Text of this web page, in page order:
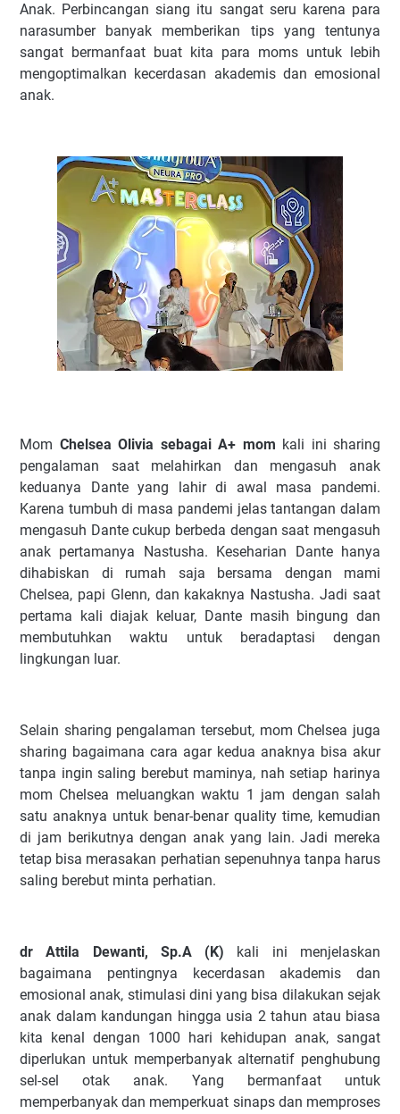
Anak. Perbincangan siang itu sangat seru karena para
narasumber banyak memberikan tips yang tentunya
sangat bermanfaat buat kita para moms untuk lebih
mengoptimalkan kecerdasan akademis dan emosional
anak.
Mom Chelsea Olivia sebagai A+ mom kali ini sharing
pengalaman saat melahirkan dan mengasuh anak
keduanya Dante yang lahir di awal masa pandemi.
Karena tumbuh di masa pandemi jelas tantangan dalam
mengasuh Dante cukup berbeda dengan saat mengasuh
anak pertamanya Nastusha. Keseharian Dante hanya
dihabiskan di rumah saja bersama dengan mami
Chelsea, papi Glenn, dan kakaknya Nastusha. Jadi saat
pertama kali diajak keluar, Dante masih bingung dan
membutuhkan waktu untuk beradaptasi dengan
lingkungan luar.
Selain sharing pengalaman tersebut, mom Chelsea juga
sharing bagaimana cara agar kedua anaknya bisa akur
tanpa ingin saling berebut maminya, nah setiap harinya
mom Chelsea meluangkan waktu 1 jam dengan salah
satu anaknya untuk benar-benar quality time, kemudian
di jam berikutnya dengan anak yang lain. Jadi mereka
tetap bisa merasakan perhatian sepenuhnya tanpa harus
saling berebut minta perhatian.
dr Attila Dewanti, Sp.A (K) kali ini menjelaskan
bagaimana pentingnya kecerdasan akademis dan
emosional anak, stimulasi dini yang bisa dilakukan sejak
anak dalam kandungan hingga usia 2 tahun atau biasa
kita kenal dengan 1000 hari kehidupan anak, sangat
diperlukan untuk memperbanyak alternatif penghubung
sel-sel otak anak. Yang bermanfaat untuk
memperbanyak dan memperkuat sinaps dan memproses